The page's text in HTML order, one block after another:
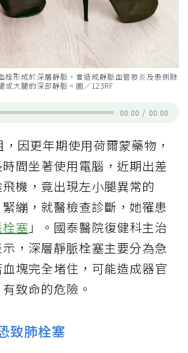
栓形成於深層靜脈，會造成靜脈血管發炎及患側肢
或大腿的深部靜脈。圖／123RF
00:00 / 00:00
因更年期使用荷爾蒙藥物，
間坐著使用電腦，近期出差
機，竟出現左小腿異常的
繃，就醫檢查診斷，她罹患
塞 」。國泰醫院復健科主治
，深層靜脈栓塞主要分為急
塊完全堵住，可能造成器官
致命的危險。
致肺栓塞